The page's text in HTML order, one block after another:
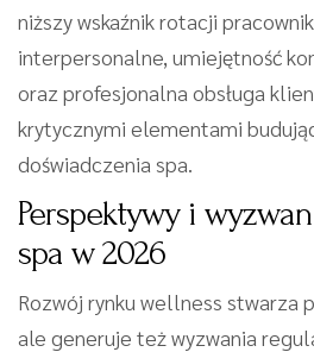
niższy wskaźnik rotacji
interpersonalne, umiejętność
oraz profesjonalna obsługa
krytycznymi elementami
doświadczenia spa.
Perspektywy i
spa w 2026
Rozwój rynku wellness stwarza
ale generuje też wyzwania